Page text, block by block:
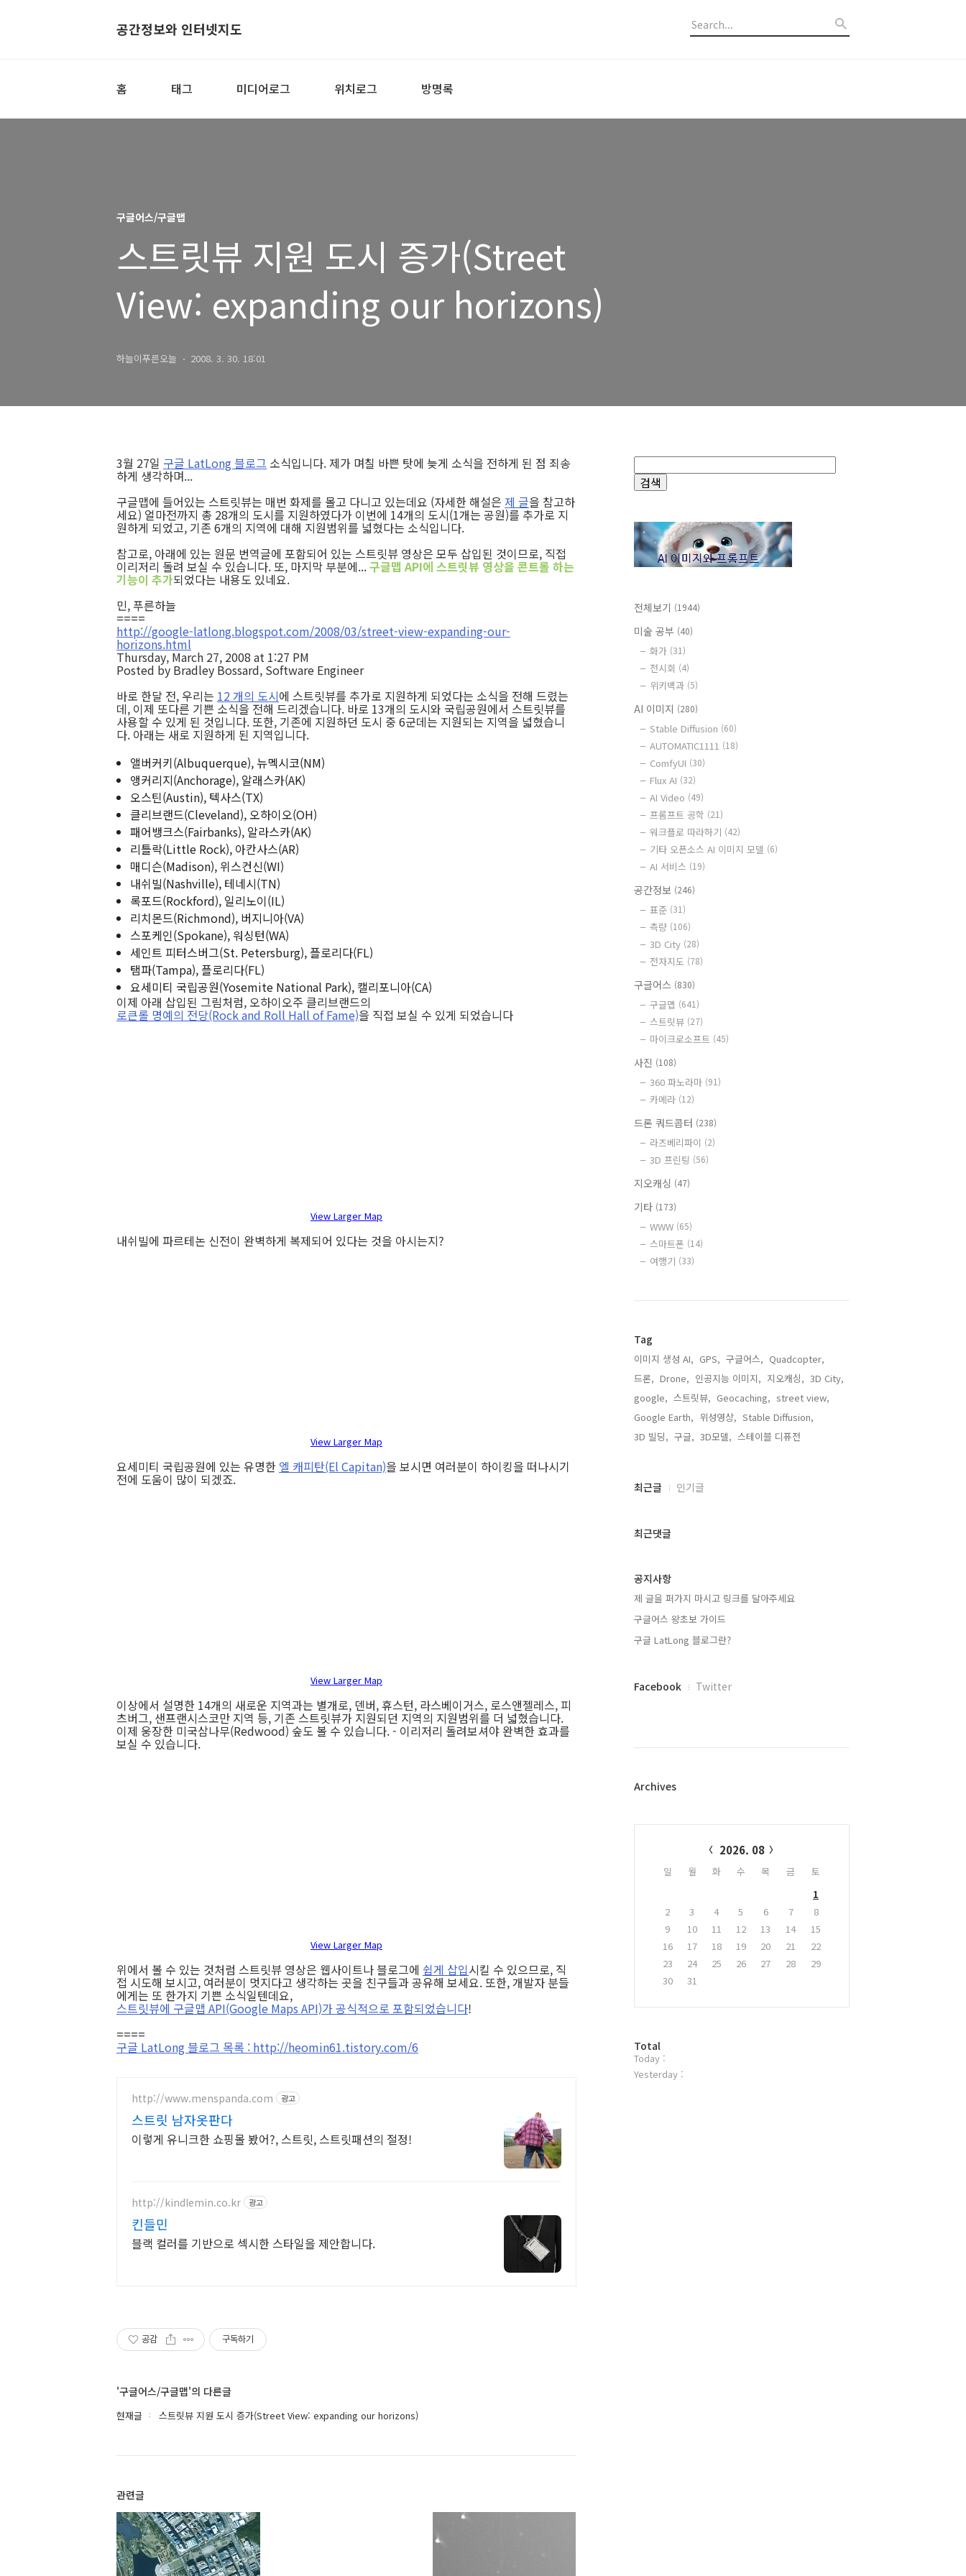
공간정보와 인터넷지도
홈 태그 미디어로그 위치로그 방명록
구글어스/구글맵
스트릿뷰 지원 도시 증가(Street
View: expanding our horizons)
하늘이푸른오늘 2008. 3. 30. 18:01
3월 27일 구글 LatLong 블로그 소식입니다. 제가 며칠 바쁜 탓에 늦게 소식을 전하게 된 점 죄송
하게 생각하며...
구글맵에 들어있는 스트릿뷰는 매번 화제를 몰고 다니고 있는데요 (자세한 해설은 제 글을 참고하
세요) 얼마전까지 총 28개의 도시를 지원하였다가 이번에 14개의 도시(1개는 공원)를 추가로 지
원하게 되었고, 기존 6개의 지역에 대해 지원범위를 넓혔다는 소식입니다.
참고로, 아래에 있는 원문 번역글에 포함되어 있는 스트릿뷰 영상은 모두 삽입된 것이므로, 직접
이리저리 돌려 보실 수 있습니다. 또, 마지막 부분에...구글맵 API에 스트릿뷰 영상을 콘트롤 하는
기능이 추가되었다는 내용도 있네요.
민, 푸른하늘
====
http://google-latlong.blogspot.com/2008/03/street-view-expanding-our-
horizons.html
Thursday, March 27, 2008 at 1:27 PM
Posted by Bradley Bossard, Software Engineer
바로 한달 전, 우리는 12 개의 도시에 스트릿뷰를 추가로 지원하게 되었다는 소식을 전해 드렸는
데, 이제 또다른 기쁜 소식을 전해 드리겠습니다. 바로 13개의 도시와 국립공원에서 스트릿뷰를
사용할 수 있게 된 것입니다. 또한, 기존에 지원하던 도시 중 6군데는 지원되는 지역을 넓혔습니
다. 아래는 새로 지원하게 된 지역입니다.
앨버커키(Albuquerque), 뉴멕시코(NM)
앵커리지(Anchorage), 알래스카(AK)
오스틴(Austin), 텍사스(TX)
클리브랜드(Cleveland), 오하이오(OH)
패어뱅크스(Fairbanks), 알라스카(AK)
리틀락(Little Rock), 아칸사스(AR)
매디슨(Madison), 위스컨신(WI)
내쉬빌(Nashville), 테네시(TN)
록포드(Rockford), 일리노이(IL)
리치몬드(Richmond), 버지니아(VA)
스포케인(Spokane), 워싱턴(WA)
세인트 피터스버그(St. Petersburg), 플로리다(FL)
탬파(Tampa), 플로리다(FL)
요세미티 국립공원(Yosemite National Park), 캘리포니아(CA)
이제 아래 삽입된 그림처럼, 오하이오주 클리브랜드의
로큰롤 명예의 전당(Rock and Roll Hall of Fame)을 직접 보실 수 있게 되었습니다
View Larger Map
내쉬빌에 파르테논 신전이 완벽하게 복제되어 있다는 것을 아시는지?
View Larger Map
요세미티 국립공원에 있는 유명한 엘 캐피탄(El Capitan)을 보시면 여러분이 하이킹을 떠나시기
전에 도움이 많이 되겠죠.
View Larger Map
이상에서 설명한 14개의 새로운 지역과는 별개로, 덴버, 휴스턴, 라스베이거스, 로스앤젤레스, 피
츠버그, 샌프랜시스코만 지역 등, 기존 스트릿뷰가 지원되던 지역의 지원범위를 더 넓혔습니다.
이제 웅장한 미국삼나무(Redwood) 숲도 볼 수 있습니다. - 이리저리 돌려보셔야 완벽한 효과를
보실 수 있습니다.
View Larger Map
위에서 볼 수 있는 것처럼 스트릿뷰 영상은 웹사이트나 블로그에 쉽게 삽입시킬 수 있으므로, 직
접 시도해 보시고, 여러분이 멋지다고 생각하는 곳을 친구들과 공유해 보세요. 또한, 개발자 분들
에게는 또 한가지 기쁜 소식일텐데요,
스트릿뷰에 구글맵 API(Google Maps API)가 공식적으로 포함되었습니다!
====
구글 LatLong 블로그 목록 : http://heomin61.tistory.com/6
http://www.menspanda.com 광고
스트릿 남자옷판다
이렇게 유니크한 쇼핑몰 봤어?, 스트릿, 스트릿패션의 절정!
http://kindlemin.co.kr 광고
킨들민
블랙 컬러를 기반으로 섹시한 스타일을 제안합니다.
공감 구독하기
'구글어스/구글맵'의 다른글
현재글 스트릿뷰 지원 도시 증가(Street View: expanding our horizons)
관련글
전체보기 (1944)
미술 공부 (40)
화가 (31)
전시회 (4)
위키백과 (5)
AI 이미지 (280)
Stable Diffusion (60)
AUTOMATIC1111 (18)
ComfyUI (30)
Flux AI (32)
AI Video (49)
프롬프트 공학 (21)
워크플로 따라하기 (42)
기타 오픈소스 AI 이미지 모델 (6)
AI 서비스 (19)
공간정보 (246)
표준 (31)
측량 (106)
3D City (28)
전자지도 (78)
구글어스 (830)
구글맵 (641)
스트릿뷰 (27)
마이크로소프트 (45)
사진 (108)
360 파노라마 (91)
카메라 (12)
드론 쿼드콥터 (238)
라즈베리파이 (2)
3D 프린팅 (56)
지오캐싱 (47)
기타 (173)
WWW (65)
스마트폰 (14)
여행기 (33)
Tag
이미지 생성 AI, GPS, 구글어스, Quadcopter,
드론, Drone, 인공지능 이미지, 지오캐싱, 3D City,
google, 스트릿뷰, Geocaching, street view,
Google Earth, 위성영상, Stable Diffusion,
3D 빌딩, 구글, 3D모델, 스테이블 디퓨전,
최
과
글
최근글 인기글
최근댓글
공지사항
제 글을 퍼가지 마시고 링크를 달아주세요
구글어스 왕초보 가이드
구글 LatLong 블로그란?
페
플
Facebook Twitter
Archives
2026. 08
일 월 화 수 목 금
토
1
2
3 4 5 6 7
8
9
10 11 12 13 14
15
16
17 18 19 20 21
22
23
24 25 26 27 28
29
30
31
방
문
자
Total
Today :
Yesterday :